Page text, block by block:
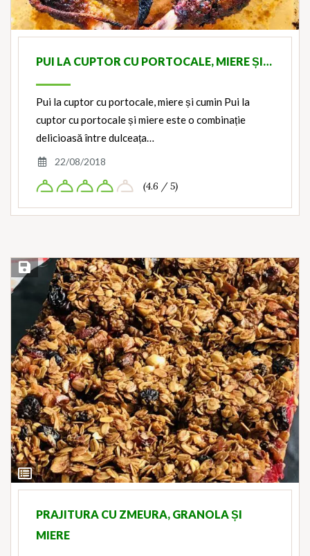
PUI LA CUPTOR CU PORTOCALE, MIERE ȘI…
Pui la cuptor cu portocale, miere și cumin Pui la
cuptor cu portocale și miere este o combinație
delicioasă între dulceața…
22/08/2018
(4.6 / 5)
View
Ingredients
Save Recipe
PRAJITURA CU ZMEURA, GRANOLA ȘI
MIERE